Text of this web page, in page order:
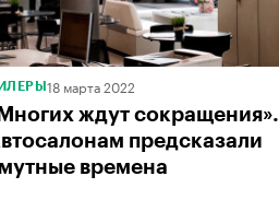
18 марта 2022
ждут сокращения».
предсказали
времена